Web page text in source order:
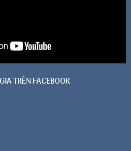
TRÊN FACEBOOK